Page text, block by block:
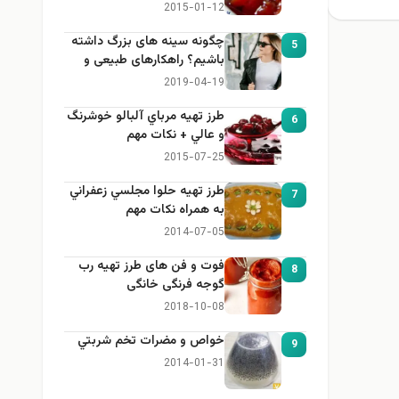
2015-01-12
5
چگونه سینه های بزرگ داشته
باشیم؟ راهکارهای طبیعی و
خانگی برای بزرگ کردن سینه
2019-04-19
6
طرز تهيه مرباي آلبالو خوشرنگ
و عالي + نكات مهم
2015-07-25
7
طرز تهيه حلوا مجلسي زعفراني
به همراه نكات مهم
2014-07-05
8
فوت و فن های طرز تهیه رب
گوجه فرنگی خانگی
2018-10-08
9 خواص و مضرات تخم شربتي
2014-01-31